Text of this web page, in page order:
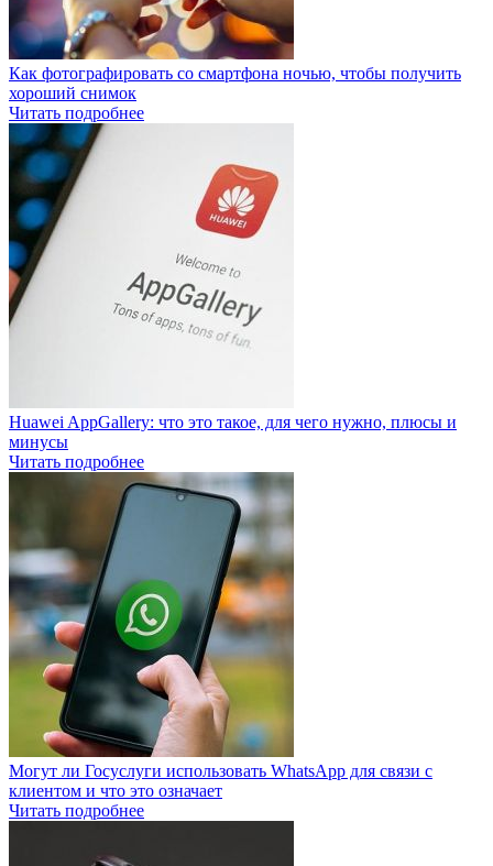
Как фотографировать со смартфона ночью, чтобы получить
хороший снимок
Читать подробнее
Huawei AppGallery: что это такое, для чего нужно, плюсы и
минусы
Читать подробнее
Могут ли Госуслуги использовать WhatsApp для связи с
клиентом и что это означает
Читать подробнее